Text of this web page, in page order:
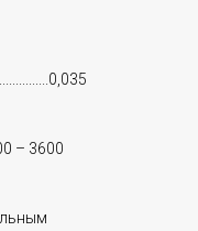
– 3600